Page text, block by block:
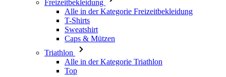
Triathlon
Alle in der Kategorie Triathlon
Top
Anzüge
Kurze Hosen
Sommer 2026
Team-Repliken
Special Editions